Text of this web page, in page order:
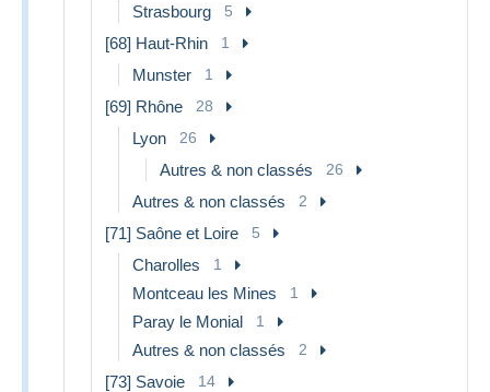
Strasbourg 5
[68] Haut-Rhin 1
Munster 1
[69] Rhône 28
Lyon 26
Autres & non classés 26
Autres & non classés 2
[71] Saône et Loire 5
Charolles 1
Montceau les Mines 1
Paray le Monial 1
Autres & non classés 2
[73] Savoie 14